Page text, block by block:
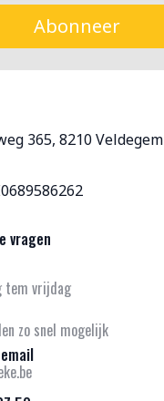
Abonneer
365, 8210 Veldegem
vragen
tem vrijdag
zo snel mogelijk